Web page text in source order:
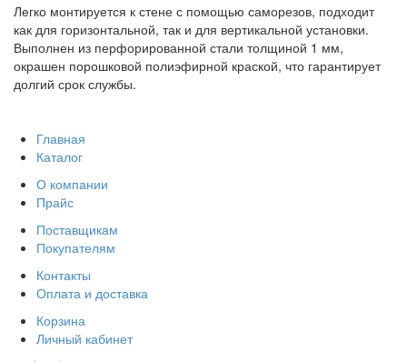
Легко монтируется к стене с помощью саморезов, подходит
как для горизонтальной, так и для вертикальной установки.
Выполнен из перфорированной стали толщиной 1 мм,
окрашен порошковой полиэфирной краской, что гарантирует
долгий срок службы.
Главная
Каталог
О компании
Прайс
Поставщикам
Покупателям
Контакты
Оплата и доставка
Корзина
Личный кабинет